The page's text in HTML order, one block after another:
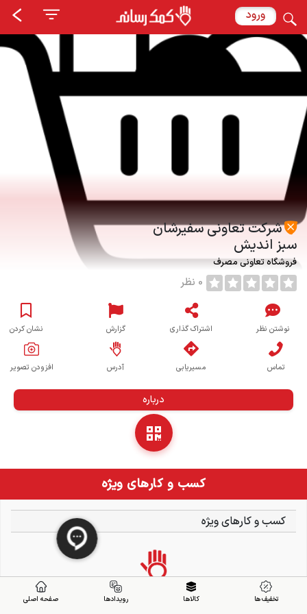
ورود
شرکت تعاونی سفیرشان
سبز اندیش
فروشگاه تعاونی مصرف
0 نظر
نوشتن نظر اشتراک گذاری گزارش نشان کردن
تماس مسیریابی آدرس افزودن تصویر
درباره
کسب و کارهای ویژه
کسب و کارهای ویژه
تخفیف ها کالاها رویدادها صفحه اصلی